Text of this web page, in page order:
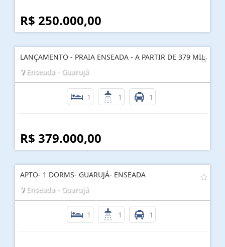
R$ 250.000,00
LANÇAMENTO - PRAIA ENSEADA - A PARTIR DE 379 MIL
Enseada - Guarujá
1 1 1
R$ 379.000,00
APTO- 1 DORMS- GUARUJÁ- ENSEADA
Enseada - Guarujá
1 1 1